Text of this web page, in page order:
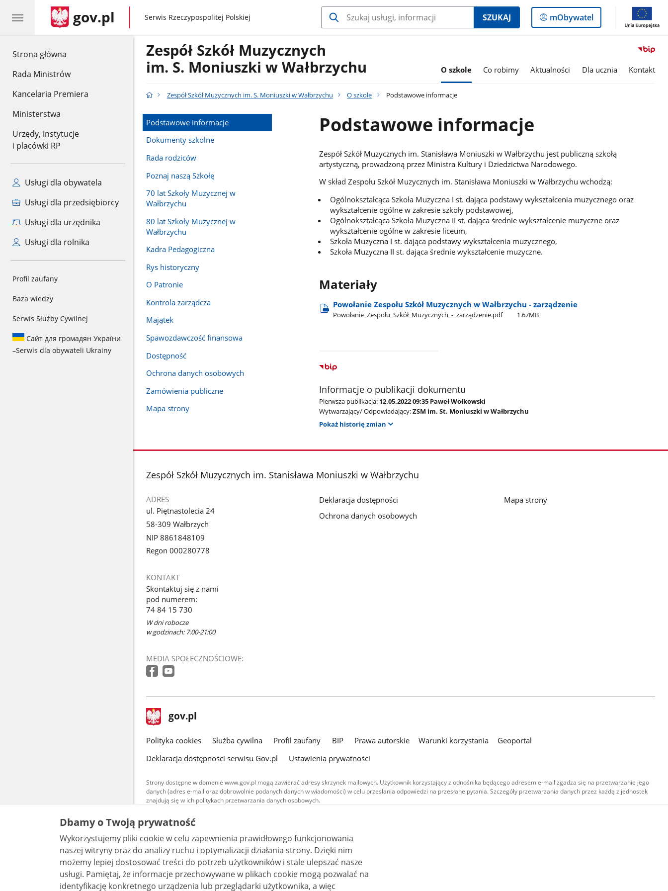
Strona główna
Rada Ministrów
Kancelaria Premiera
Ministerstwa
Urzędy, instytucje
i placówki RP
Usługi dla obywatela
Usługi dla przedsiębiorcy
Usługi dla urzędnika
Usługi dla rolnika
Profil zaufany
Baza wiedzy
Serwis Służby Cywilnej
Сайт для громадян України
–Serwis dla obywateli Ukrainy
gov.pl gov.pl
Serwis Rzeczypospolitej Polskiej SZUKAJ
Logowanie
do
mObywatel
Zespół Szkół Muzycznych
im. S. Moniuszki w Wałbrzychu
O szkole Co robimy Aktualności Dla ucznia Kontakt
Zespół Szkół Muzycznych im. S. Moniuszki w Wałbrzychu O szkole Podstawowe informacje
Podstawowe informacje
Dokumenty szkolne
Rada rodziców
Poznaj naszą Szkołę
70 lat Szkoły Muzycznej w
Wałbrzychu
80 lat Szkoły Muzycznej w
Wałbrzychu
Kadra Pedagogiczna
Rys historyczny
O Patronie
Kontrola zarządcza
Majątek
Spawozdawczość finansowa
Dostępność
Ochrona danych osobowych
Zamówienia publiczne
Mapa strony
Podstawowe informacje
Zespół Szkół Muzycznych im. Stanisława Moniuszki w Wałbrzychu jest publiczną szkołą
artystyczną, prowadzoną przez Ministra Kultury i Dziedzictwa Narodowego.
W skład Zespołu Szkół Muzycznych im. Stanisława Moniuszki w Wałbrzychu wchodzą:
Ogólnokształcąca Szkoła Muzyczna I st. dająca podstawy wykształcenia muzycznego oraz
wykształcenie ogólne w zakresie szkoły podstawowej,
Ogólnokształcąca Szkoła Muzyczna II st. dająca średnie wykształcenie muzyczne oraz
wykształcenie ogólne w zakresie liceum,
Szkoła Muzyczna I st. dająca podstawy wykształcenia muzycznego,
Szkoła Muzyczna II st. dająca średnie wykształcenie muzyczne.
Materiały
Powołanie Zespołu Szkół Muzycznych w Wałbrzychu - zarządzenie
Powołanie​_Zespołu​_Szkół​_Muzycznych​_-​_zarządzenie.pdf 1.67MB
Informacje o publikacji dokumentu
Pierwsza publikacja: 12.05.2022 09:35 Paweł Wołkowski
Wytwarzający/ Odpowiadający:ZSM im. St. Moniuszki w Wałbrzychu
Pokaż historię zmian
stopka
Zespół Szkół Muzycznych im. Stanisława Moniuszki w Wałbrzychu
ADRES
ul. Piętnastolecia 24
58-309 Wałbrzych
NIP 8861848109
Regon 000280778
KONTAKT
Skontaktuj się z nami
pod numerem:
74 84 15 730
W dni robocze
w godzinach: 7:00-21:00
MEDIA SPOŁECZNOŚCIOWE:
Deklaracja dostępności
Ochrona danych osobowych
Mapa strony
stopka
gov.pl Strona
gov.pl
gov.pl
Polityka cookies Służba cywilna Profil zaufany BIP Prawa autorskie Warunki korzystania
Geoportal
Deklaracja dostępności serwisu Gov.pl
Ustawienia prywatności
Strony dostępne w domenie www.gov.pl mogą zawierać adresy skrzynek mailowych. Użytkownik korzystający z odnośnika będącego adresem e-mail zgadza się na przetwarzanie jego
danych (adres e-mail oraz dobrowolnie podanych danych w wiadomości) w celu przesłania odpowiedzi na przesłane pytania. Szczegóły przetwarzania danych przez każdą z jednostek
znajdują się w ich politykach przetwarzania danych osobowych.
Treści tekstowe publikowane w serwisie (z wyłączeniem treści audiowizualnych), są
udostępniane na licencji typu Creative Commons: uznanie autorstwa - na tych samych
warunkach 4.0 (CC BY-SA 4.0). Materiały audiowizualne, w tym zdjęcia, materiały audio i wideo,
są udostępniane na licencji typu Creative Commons: uznanie autorstwa użycie niekomercyjne -
bez utworów zależnych 4.0 (CC BY-NC-ND 4.0), o ile nie jest to stwierdzone inaczej.
Dbamy o Twoją prywatność
Wykorzystujemy pliki cookie w celu zapewnienia prawidłowego funkcjonowania
naszej witryny oraz do analizy ruchu i optymalizacji działania strony. Dzięki nim
możemy lepiej dostosować treści do potrzeb użytkowników i stale ulepszać nasze
usługi. Pamiętaj, że informacje przechowywane w plikach cookie mogą pozwalać na
identyfikację konkretnego urządzenia lub przeglądarki użytkownika, a więc